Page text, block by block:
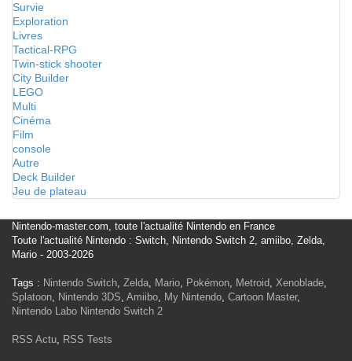
Survie
Exploration
Livres
Tactical-RPG
Twin-stick shooter
City Builder
LEGO
Multi
Cinéma
Film
console
Autre
Deck Builder
Jeu de plateau
Nintendo-master.com, toute l'actualité Nintendo en France
Toute l'actualité Nintendo : Switch, Nintendo Switch 2, amiibo, Zelda,
Mario - 2003-2026
Tags : Nintendo Switch, Zelda, Mario, Pokémon, Metroid, Xenoblade,
Splatoon, Nintendo 3DS, Amiibo, My Nintendo, Cartoon Master,
Nintendo Labo Nintendo Switch 2
RSS Actu, RSS Tests